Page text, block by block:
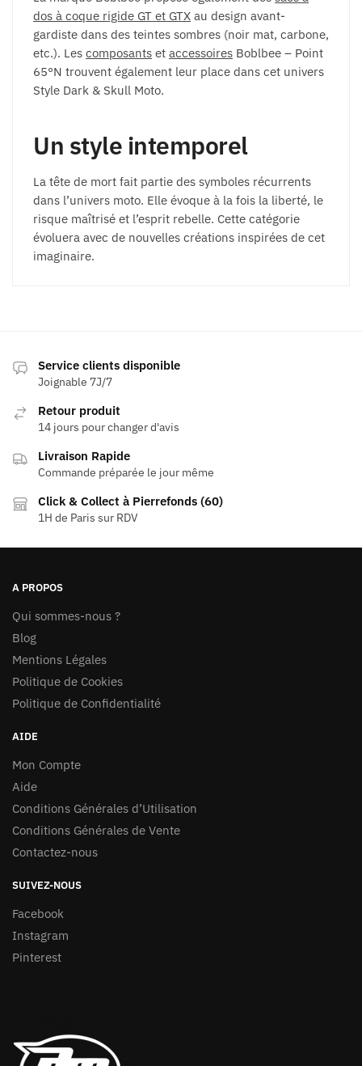
dos à coque rigide GT et GTX au design avant-
gardiste dans des teintes sombres (noir mat, carbone,
etc.). Les composants et accessoires Boblbee – Point
65°N trouvent également leur place dans cet univers
Style Dark & Skull Moto.
Un style intemporel
La tête de mort fait partie des symboles récurrents
dans l’univers moto. Elle évoque à la fois la liberté, le
risque maîtrisé et l’esprit rebelle. Cette catégorie
évoluera avec de nouvelles créations inspirées de cet
imaginaire.
Service clients disponible
Joignable 7J/7
Retour produit
14 jours pour changer d'avis
Livraison Rapide
Commande préparée le jour même
Click & Collect à Pierrefonds (60)
1H de Paris sur RDV
A PROPOS
Qui sommes-nous ?
Blog
Mentions Légales
Politique de Cookies
Politique de Confidentialité
AIDE
Mon Compte
Aide
Conditions Générales d’Utilisation
Conditions Générales de Vente
Contactez-nous
SUIVEZ-NOUS
Facebook
Instagram
Pinterest